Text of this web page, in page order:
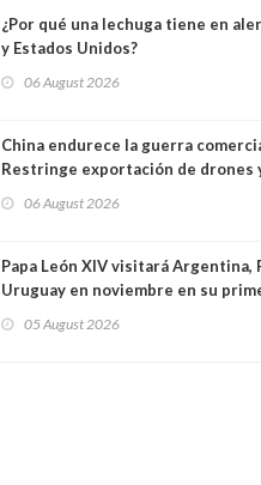
¿Por qué una lechuga tiene en
y Estados Unidos?
06 August 2026
China endurece la guerra
Restringe exportación de drones
06 August 2026
Papa León XIV visitará Argentina,
Uruguay en noviembre en su
05 August 2026